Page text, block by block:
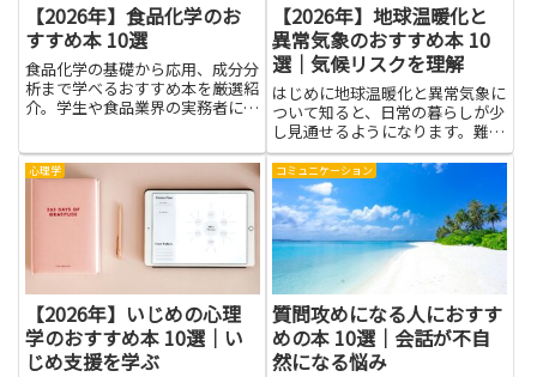
【2026年】食品化学のお
すすめ本 10選
食品化学の基礎から応用、成分分
析まで学べるおすすめ本を厳選紹
介。学生や食品業界の実務者にも
【2026年】地球温暖化と
異常気象のおすすめ本 10
選｜気候リスクを理解
はじめに地球温暖化と異常気象に
ついて知ると、日常の暮らしが少
し見通せるようになります。難し
い専門用語を避け、身近な例で分
かりやすく説明します。この記事
では、地球温暖化と異常気象のし
くみを知り、身の回りの変化を理
解する手がかりになる本を紹介
し...
心理学
【2026年】いじめの心理
学のおすすめ本 10選｜い
じめ支援を学ぶ
コミュニケーション
質問攻めになる人におすす
めの本 10選｜会話が不自
然になる悩み